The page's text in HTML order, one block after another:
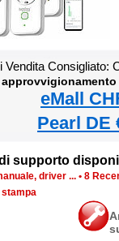
Vendita Consigliato:
eMall
Pearl DE
supporto
driver ... • 8